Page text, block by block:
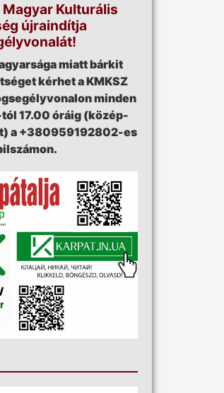
Kulturális
újraindítja
miatt bárkit
kérhet a KMKSZ
minden
17.00 óráig (közép-
a +380959192802-es